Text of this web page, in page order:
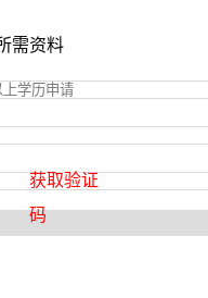
需资料
获取验证
码